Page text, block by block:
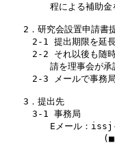
程による補助金を受
2．研究会設置申請書
2-1 提出期限を延長い
2-2 それ以後も随時受
請を理事会が承認し
2-3 メールで事務局ま
3．提出先
3-1 事務局
Eメール：issj-
(■は＠(半角)に